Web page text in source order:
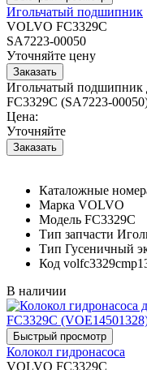
Игольчатый подшипник
VOLVO FC3329C
SA7223-00050
Уточняйте цену
Игольчатый подшипник
FC3329C (SA7223-
Цена:
Уточняйте
Каталожные
Марка VOLVO
Модель FC3329C
Тип запчасти
Тип Гусеничный
Код
В наличии
Колокол гидронасоса
VOLVO FC3329C